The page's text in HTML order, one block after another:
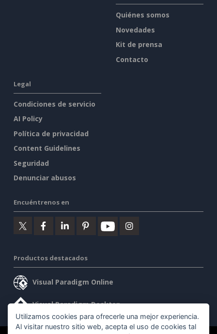
Quiénes somos
Novedades
Kit de prensa
Contacto
Legal
Condiciones de servicio
AI Policy
Política de privacidad
Content Guidelines
Seguridad
Denunciar abusos
Encuéntrenos en
Productos destacados
Visual Paradigm Online
Visual Paradigm Desktop
Utilizamos cookies para ofrecerle una mejor experiencia.
Al visitar nuestro sitio web, acepta el uso de cookies tal